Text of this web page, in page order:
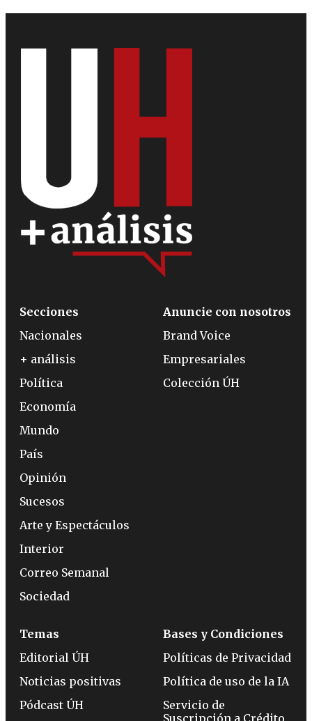
Secciones
Nacionales
+ análisis
Política
Economía
Mundo
País
Opinión
Sucesos
Arte y Espectáculos
Interior
Correo Semanal
Sociedad
Anuncie con nosotros
Brand Voice
Empresariales
Colección ÚH
Temas
Editorial ÚH
Noticias positivas
Pódcast ÚH
Bases y Condiciones
Políticas de Privacidad
Política de uso de la IA
Servicio de